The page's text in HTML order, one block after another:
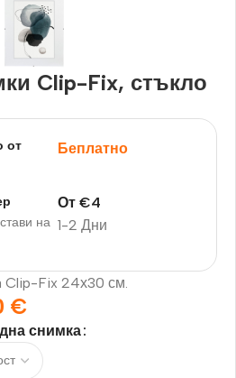
Clip-Fix, стъкло
от
Беплатно
на 1-2 Дни
От€4
Clip-Fix 24х30 см.
€
снимка